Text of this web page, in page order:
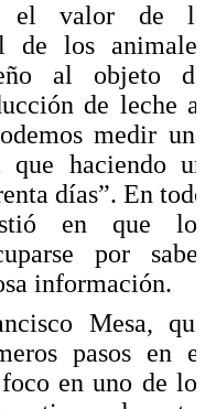
el valor de
de los
al objeto
de leche
medir
que haciendo
días”. En
en que
por
información.
Mesa,
pasos en
en uno de